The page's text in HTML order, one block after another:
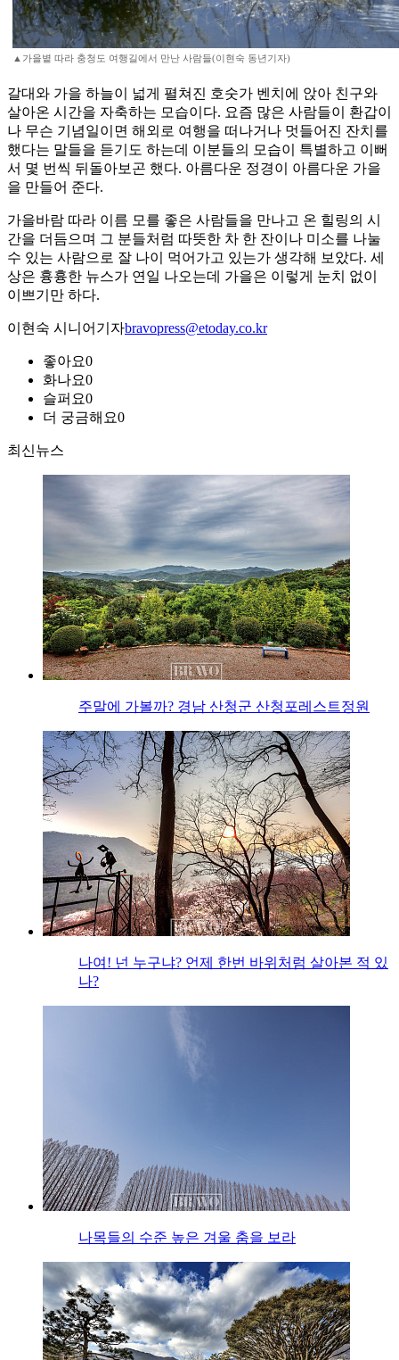
▲가을볕 따라 충청도 여행길에서 만난 사람들(이현숙 동년기자)
갈대와 가을 하늘이 넓게 펼쳐진 호숫가 벤치에 앉아 친구와
살아온 시간을 자축하는 모습이다. 요즘 많은 사람들이 환갑이
나 무슨 기념일이면 해외로 여행을 떠나거나 멋들어진 잔치를
했다는 말들을 듣기도 하는데 이분들의 모습이 특별하고 이뻐
서 몇 번씩 뒤돌아보곤 했다. 아름다운 정경이 아름다운 가을
을 만들어 준다.
가을바람 따라 이름 모를 좋은 사람들을 만나고 온 힐링의 시
간을 더듬으며 그 분들처럼 따뜻한 차 한 잔이나 미소를 나눌
수 있는 사람으로 잘 나이 먹어가고 있는가 생각해 보았다. 세
상은 흉흉한 뉴스가 연일 나오는데 가을은 이렇게 눈치 없이
이쁘기만 하다.
이현숙 시니어기자bravopress@etoday.co.kr
좋아요0
화나요0
슬퍼요0
더 궁금해요0
최신뉴스
주말에 가볼까? 경남 산청군 산청포레스트정원
나여! 넌 누구냐? 언제 한번 바위처럼 살아본 적 있
나?
나목들의 수준 높은 겨울 춤을 보라